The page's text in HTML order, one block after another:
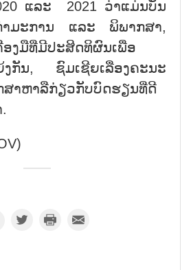
ແລະ 2021 ວ່າແມ່ນບັນ
ຳມະການ ແລະ ພິພາກສາ,
ງມືທີ່ມີປະສິດທິຜົນເພື່ອ
ງກັນ, ຊົມເຊີຍເລື່ອງຄະນະ
ສາຫາລືກ່ຽວກັບບົດຮຽນທີ່ດີ